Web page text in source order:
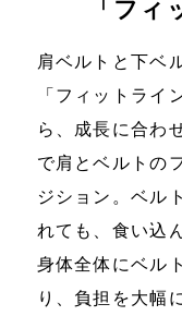
「フィ
肩ベルトと下ベ
「フィットライ
ら、成長に合わ
で肩とベルトの
ジション。ベル
れても、食い込
身体全体にベル
り、負担を大幅